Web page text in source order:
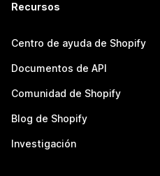
Recursos
Centro de ayuda de Shopify
Documentos de API
Comunidad de Shopify
Blog de Shopify
Investigación